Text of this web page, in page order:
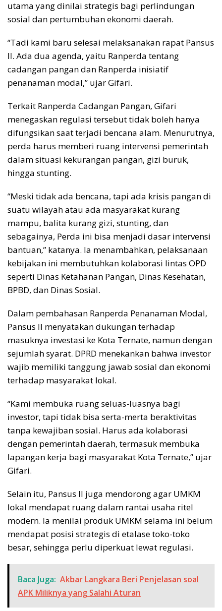
utama yang dinilai strategis bagi perlindungan
sosial dan pertumbuhan ekonomi daerah.
“Tadi kami baru selesai melaksanakan rapat Pansus
II. Ada dua agenda, yaitu Ranperda tentang
cadangan pangan dan Ranperda inisiatif
penanaman modal,” ujar Gifari.
Terkait Ranperda Cadangan Pangan, Gifari
menegaskan regulasi tersebut tidak boleh hanya
difungsikan saat terjadi bencana alam. Menurutnya,
perda harus memberi ruang intervensi pemerintah
dalam situasi kekurangan pangan, gizi buruk,
hingga stunting.
“Meski tidak ada bencana, tapi ada krisis pangan di
suatu wilayah atau ada masyarakat kurang
mampu, balita kurang gizi, stunting, dan
sebagainya, Perda ini bisa menjadi dasar intervensi
bantuan,” katanya. Ia menambahkan, pelaksanaan
kebijakan ini membutuhkan kolaborasi lintas OPD
seperti Dinas Ketahanan Pangan, Dinas Kesehatan,
BPBD, dan Dinas Sosial.
Dalam pembahasan Ranperda Penanaman Modal,
Pansus II menyatakan dukungan terhadap
masuknya investasi ke Kota Ternate, namun dengan
sejumlah syarat. DPRD menekankan bahwa investor
wajib memiliki tanggung jawab sosial dan ekonomi
terhadap masyarakat lokal.
“Kami membuka ruang seluas-luasnya bagi
investor, tapi tidak bisa serta-merta beraktivitas
tanpa kewajiban sosial. Harus ada kolaborasi
dengan pemerintah daerah, termasuk membuka
lapangan kerja bagi masyarakat Kota Ternate,” ujar
Gifari.
Selain itu, Pansus II juga mendorong agar UMKM
lokal mendapat ruang dalam rantai usaha ritel
modern. Ia menilai produk UMKM selama ini belum
mendapat posisi strategis di etalase toko-toko
besar, sehingga perlu diperkuat lewat regulasi.
Baca Juga: Akbar Langkara Beri Penjelasan soal
APK Miliknya yang Salahi Aturan